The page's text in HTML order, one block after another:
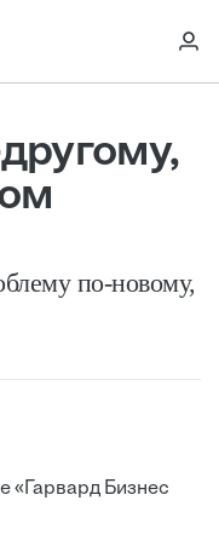
по-новому,
«Гарвард Бизнес